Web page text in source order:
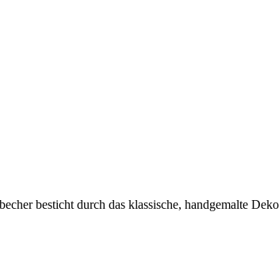
besticht durch das klassische, handgemalte